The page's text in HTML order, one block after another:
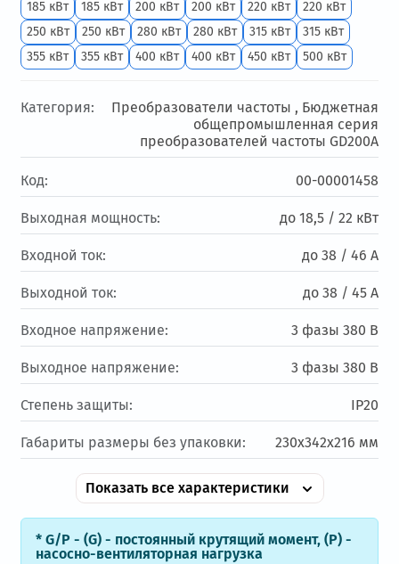
185 кВт
185 кВт 200 кВт 200 кВт 220 кВт
220 кВт
250 кВт
250 кВт 280 кВт 280 кВт 315 кВт
315 кВт
355 кВт
355 кВт 400 кВт 400 кВт 450 кВт 500 кВт
Категория: Преобразователи частоты , Бюджетная
общепромышленная серия
преобразователей частоты GD200А
Код: 00-00001458
Выходная мощность: до 18,5 / 22 кВт
Входной ток: до 38 / 46 А
Выходной ток: до 38 / 45 А
Входное напряжение: 3 фазы 380 В
Выходное напряжение: 3 фазы 380 В
Степень защиты: IP20
Габариты размеры без упаковки: 230х342х216 мм
Показать все характеристики
* G/P - (G) - постоянный крутящий момент, (Р) -
насосно-вентиляторная нагрузка